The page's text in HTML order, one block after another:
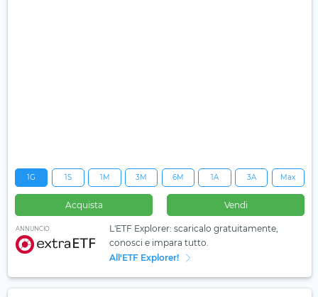
1G 1S 1M 3M 6M 1A 3A Max
Acquista Vendi
ANNUNCIO
L'ETF Explorer: scaricalo gratuitamente,
conosci e impara tutto.
All'ETF Explorer!